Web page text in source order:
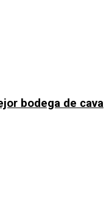
bodega de cava